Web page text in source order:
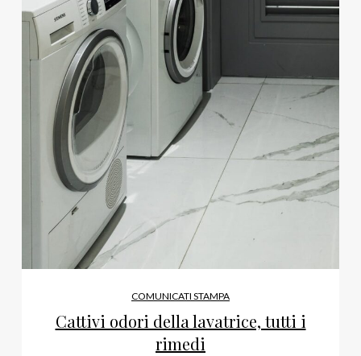
COMUNICATI STAMPA
Cattivi odori della lavatrice, tutti i
rimedi